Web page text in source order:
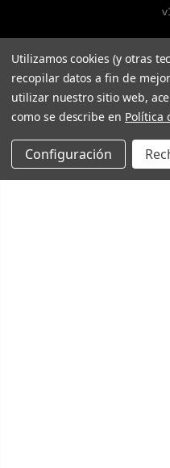
Utilizamos cookies (y otras
recopilar datos a fin de
utilizar nuestro sitio web,
como se describe en Política
Configuración